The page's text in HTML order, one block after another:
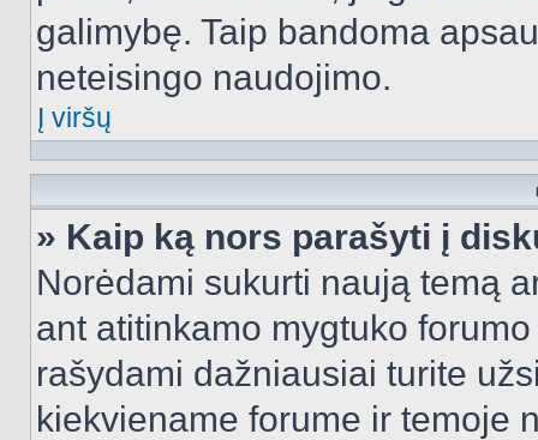
galimybę. Taip bandoma
neteisingo naudojimo.
Į viršų
» Kaip ką nors parašyti į
Norėdami sukurti naują temą
ant atitinkamo mygtuko
rašydami dažniausiai turite
kiekviename forume ir temoje